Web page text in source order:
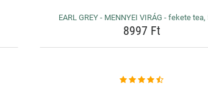
EARL GREY - MENNYEI VIRÁG - fekete tea,
8997 Ft